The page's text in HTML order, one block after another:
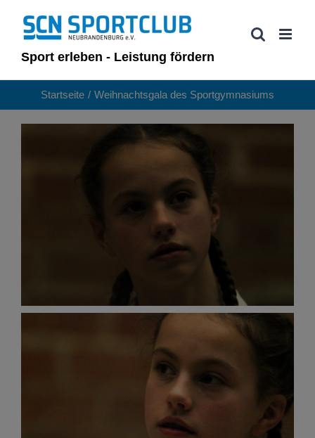
Inhalt
springenSport erleben - Leistung fördern
Startseite Weihnachtsgala des Sportgymnasiums